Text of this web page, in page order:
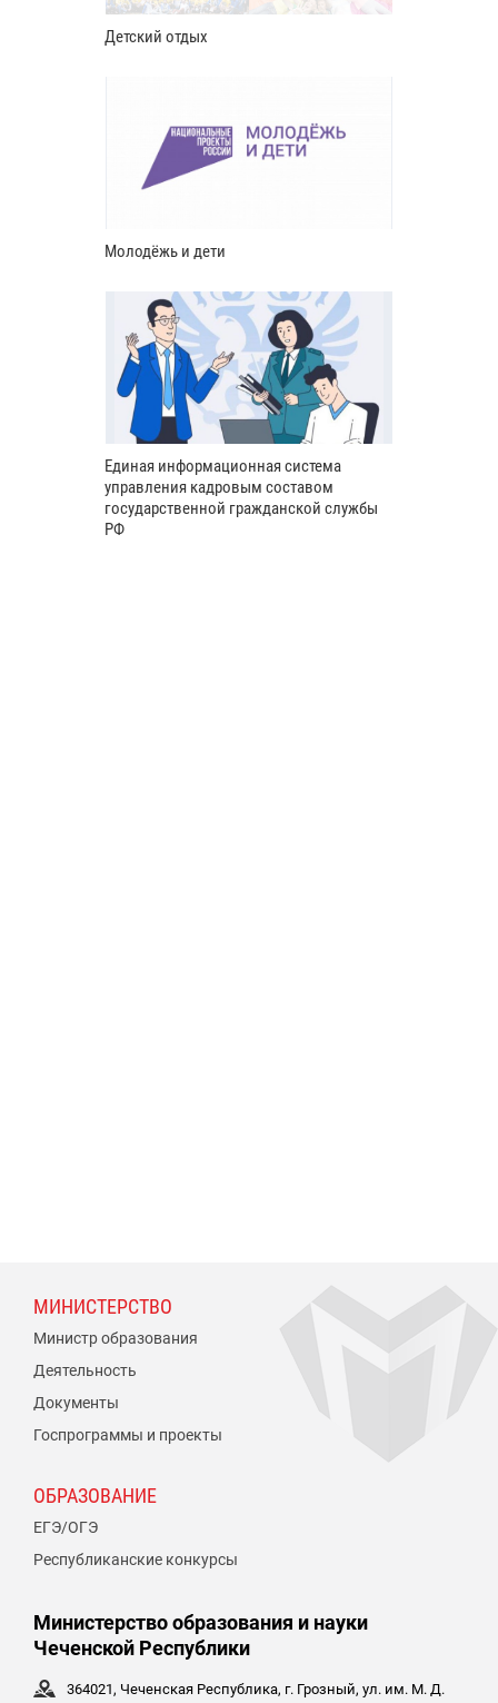
Детский отдых
Молодёжь и дети
Единая информационная система
управления кадровым составом
государственной гражданской службы
РФ
МИНИСТЕРСТВО
Министр образования
Деятельность
Документы
Госпрограммы и проекты
ОБРАЗОВАНИЕ
ЕГЭ/ОГЭ
Республиканские конкурсы
Министерство образования и науки
Чеченской Республики
364021, Чеченская Республика, г. Грозный, ул. им. М. Д.